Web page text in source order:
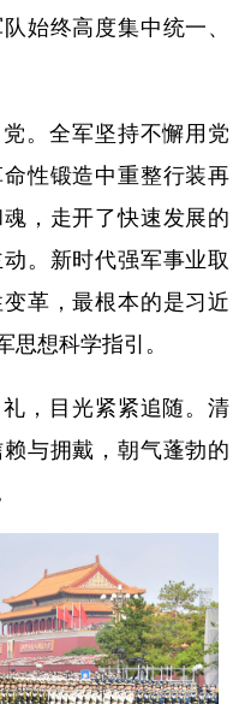
始终高度集中统一、
。全军坚持不懈用党
性锻造中重整行装再
，走开了快速发展的
。新时代强军事业取
革，最根本的是习近
想科学指引。
，目光紧紧追随。清
与拥戴，朝气蓬勃的